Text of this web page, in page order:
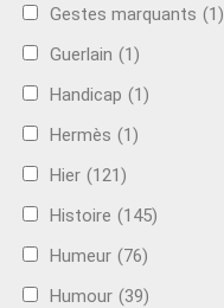
Gestes marquants (1)
Guerlain (1)
Handicap (1)
Hermès (1)
Hier (121)
Histoire (145)
Humeur (76)
Humour (39)